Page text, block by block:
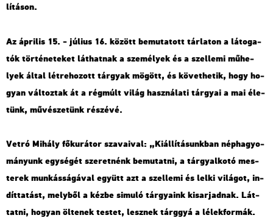
lí­tá­son.
Az áp­ri­lis 15. - jú­li­us 16. kö­zött be­mu­ta­tott tár­la­ton a lá­to­ga­
tók tör­té­ne­te­ket lát­hat­nak a sze­mé­lyek és a szel­le­mi mű­he­
lyek által lét­re­ho­zott tár­gyak mö­gött, és kö­vet­he­tik, hogy ho­
gyan vál­toz­tak át a rég­múlt világ hasz­ná­la­ti tár­gyai a mai éle­
tünk, mű­vé­sze­tünk ré­szé­vé.
Vetró Mi­hály fő­ku­rá­tor sza­va­i­val: „Ki­ál­lí­tá­sunk­ban nép­ha­gyo­
má­nyunk egy­sé­gét sze­ret­nénk be­mu­tat­ni, a tárgy­al­ko­tó mes­
te­rek mun­kás­sá­gá­val együtt azt a szel­le­mi és lelki vi­lá­got, in­
dít­ta­tást, mely­ből a kézbe si­mu­ló tár­gya­ink ki­sar­jad­nak. Lát­
tat­ni, ho­gyan öl­te­nek tes­tet, lesz­nek tárggyá a lé­lek­for­mák.